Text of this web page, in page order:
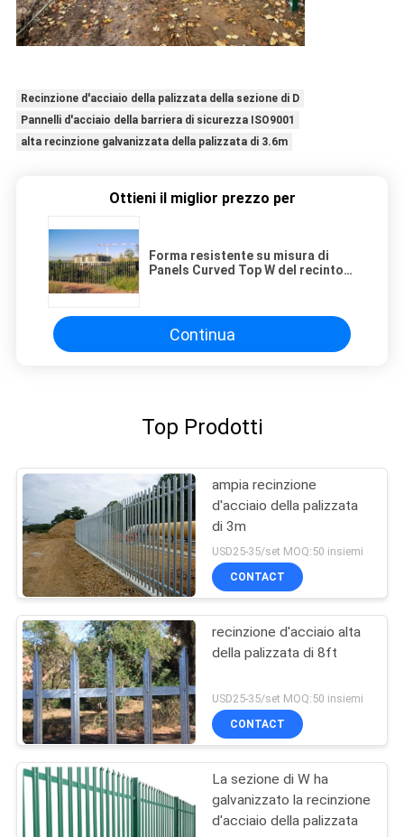
Recinzione d'acciaio della palizzata della sezione di D
Pannelli d'acciaio della barriera di sicurezza ISO9001
alta recinzione galvanizzata della palizzata di 3.6m
Ottieni il miglior prezzo per
Forma resistente su misura di
Panels Curved Top W del recinto
Continua
Top Prodotti
ampia recinzione
d'acciaio della palizzata
di 3m
USD25-35/set MOQ:50 insiemi
CONTACT
recinzione d'acciaio alta
della palizzata di 8ft
USD25-35/set MOQ:50 insiemi
CONTACT
La sezione di W ha
galvanizzato la recinzione
d'acciaio della palizzata